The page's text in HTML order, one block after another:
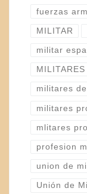
fuerzas
MILITAR
militar
MILITARES
militares
militares
mlitares
profesion
union de
Unión de